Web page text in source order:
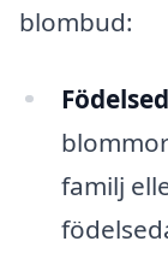
blombud:
familj